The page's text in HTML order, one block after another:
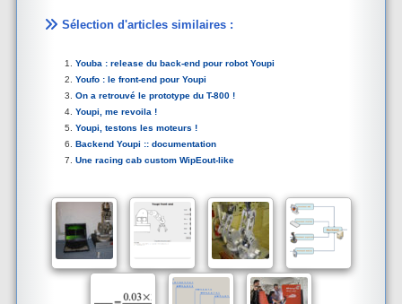
Sélection d'articles similaires :
Youba : release du back-end pour robot Youpi
Youfo : le front-end pour Youpi
On a retrouvé le prototype du T-800 !
Youpi, me revoila !
Youpi, testons les moteurs !
Backend Youpi :: documentation
Une racing cab custom WipEout-like